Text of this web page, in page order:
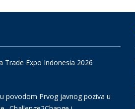
Trade Expo Indonesia 2026
povodom Prvog javnog poziva u